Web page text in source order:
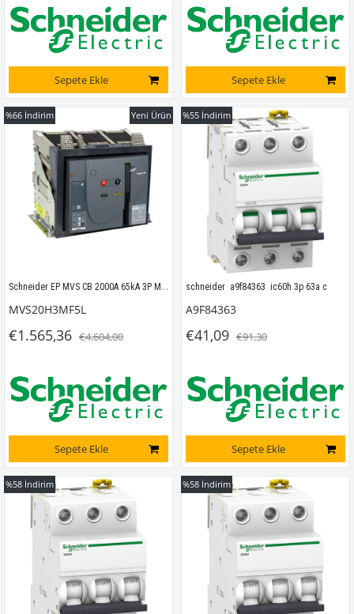
Sepete Ekle Sepete Ekle
Schneider EP MVS CB 2000A 65kA 3P MF ET5 sabit manuel devre kesici
MVS20H3MF5L
€1.565,36 €4.604,00
Sepete Ekle
%66 İndirim Yeni Ürün
schneider  a9f84363  ic60h 3p 63a c
A9F84363
€41,09 €91,30
Sepete Ekle
%55 İndirim
%58 İndirim %58 İndirim